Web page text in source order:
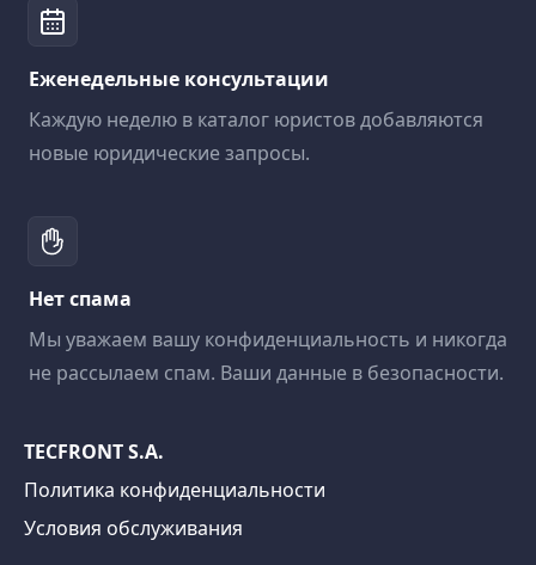
Еженедельные консультации
Каждую неделю в каталог юристов добавляются
новые юридические запросы.
Нет спама
Мы уважаем вашу конфиденциальность и никогда
не рассылаем спам. Ваши данные в безопасности.
TECFRONT S.A.
Политика конфиденциальности
Условия обслуживания